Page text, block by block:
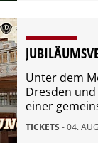
Unter dem
Dresden
einer
Mittwoch
TICKETS- 04.